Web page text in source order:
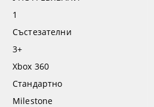
1
Състезателни
3+
Xbox 360
Стандартно
Milestone